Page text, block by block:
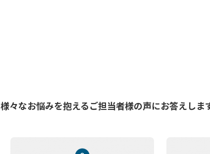
様々なお悩みを抱えるご担当者様の声にお答えしま